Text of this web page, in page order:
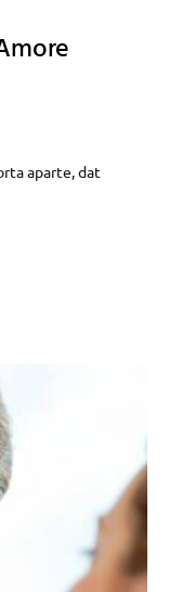
aparte, dat